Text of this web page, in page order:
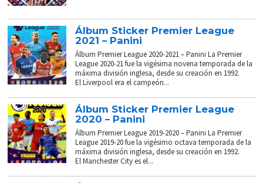
Álbum Sticker Premier League
2021 – Panini
Álbum Premier League 2020-2021 – Panini La Premier
League 2020-21 fue la vigésima novena temporada de la
máxima división inglesa, desde su creación en 1992.
El Liverpool era el campeón...
Álbum Sticker Premier League
2020 – Panini
Álbum Premier League 2019-2020 – Panini La Premier
League 2019-20 fue la vigésimo octava temporada de la
máxima división inglesa, desde su creación en 1992.
El Manchester City es el...